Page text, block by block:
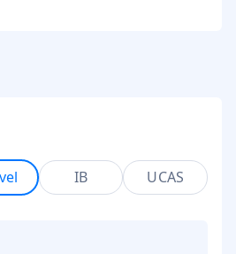
IB UCAS